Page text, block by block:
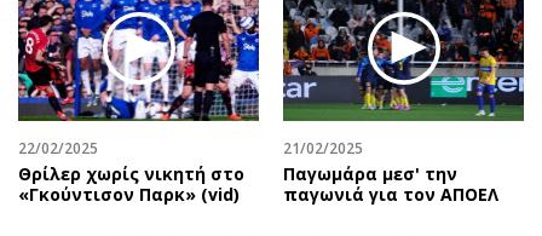
Δημοσκοπήσεις
Διπλωματία
Αθλητισμός
Κύπρος
Ελλάδα
Διεθνή
Ζητούν εργασία
Θέσεις εργασίας
Geek
Νέα
Κινητά-tablets
Social
22/02/2025
Θρίλερ χωρίς νικητή στο
«Γκούντισον Παρκ» (vid)
21/02/2025
Παγωμάρα μεσ' την
παγωνιά για τον ΑΠΟΕΛ